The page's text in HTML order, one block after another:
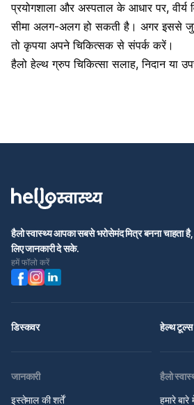
प्रयोगशाला और अस्पताल के आधार पर,
सीमा अलग-अलग हो सकती है। अगर इससे
तो कृपया अपने चिकित्सक से संपर्क करें।
हैलो हेल्थ ग्रुप चिकित्सा सलाह,निदान या
हैलो स्वास्थ्य आपका सबसे भरोसेमंद मित्र बनना चाहता
लिए जानकारी दे सके.
हमें फॉलो करें
डिस्कवर हेल्थ टूल्स
जानकारी
इस्तेमाल की शर्तें
हैलो
हमारे बारे